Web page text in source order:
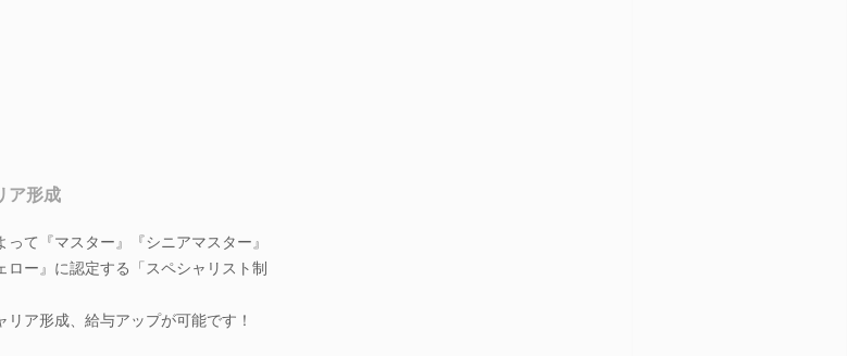
ア形成
て『マスター』『シニアマスター』
ロー』に認定する「スペシャリスト制
ア形成、給与アップが可能です！